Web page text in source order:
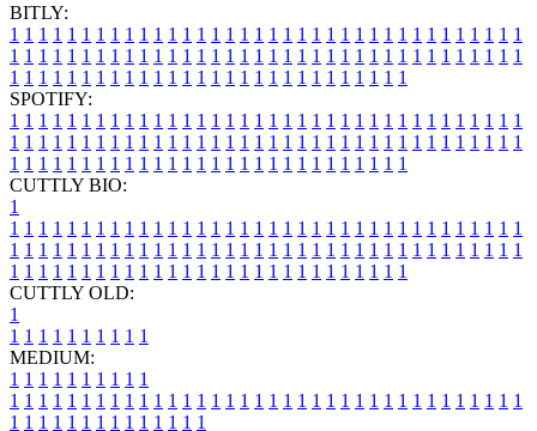
BITLY:
1 1 1 1 1 1 1 1 1 1 1 1 1 1 1 1 1 1 1 1 1 1 1 1 1 1 1 1 1 1 1 1 1 1 1 1
1 1 1 1 1 1 1 1 1 1 1 1 1 1 1 1 1 1 1 1 1 1 1 1 1 1 1 1 1 1 1 1 1 1 1 1
1 1 1 1 1 1 1 1 1 1 1 1 1 1 1 1 1 1 1 1 1 1 1 1 1 1 1 1
SPOTIFY:
1 1 1 1 1 1 1 1 1 1 1 1 1 1 1 1 1 1 1 1 1 1 1 1 1 1 1 1 1 1 1 1 1 1 1 1
1 1 1 1 1 1 1 1 1 1 1 1 1 1 1 1 1 1 1 1 1 1 1 1 1 1 1 1 1 1 1 1 1 1 1 1
1 1 1 1 1 1 1 1 1 1 1 1 1 1 1 1 1 1 1 1 1 1 1 1 1 1 1 1
CUTTLY BIO:
1
1 1 1 1 1 1 1 1 1 1 1 1 1 1 1 1 1 1 1 1 1 1 1 1 1 1 1 1 1 1 1 1 1 1 1 1
1 1 1 1 1 1 1 1 1 1 1 1 1 1 1 1 1 1 1 1 1 1 1 1 1 1 1 1 1 1 1 1 1 1 1 1
1 1 1 1 1 1 1 1 1 1 1 1 1 1 1 1 1 1 1 1 1 1 1 1 1 1 1 1
CUTTLY OLD:
1
1 1 1 1 1 1 1 1 1 1
MEDIUM:
1 1 1 1 1 1 1 1 1 1
1 1 1 1 1 1 1 1 1 1 1 1 1 1 1 1 1 1 1 1 1 1 1 1 1 1 1 1 1 1 1 1 1 1 1 1
1 1 1 1 1 1 1 1 1 1 1 1 1 1